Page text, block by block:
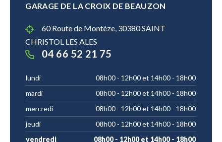
GARAGE DE LA CROIX DE BEAUZON
60 Route de Montèze, 30380 SAINT
CHRISTOL LES ALES
04 66 52 21 75
lundi
08h00 - 12h00 et 14h00 - 18h00
mardi
08h00 - 12h00 et 14h00 - 18h00
mercredi
08h00 - 12h00 et 14h00 - 18h00
jeudi
08h00 - 12h00 et 14h00 - 18h00
vendredi
08h00 - 12h00 et 14h00 - 18h00